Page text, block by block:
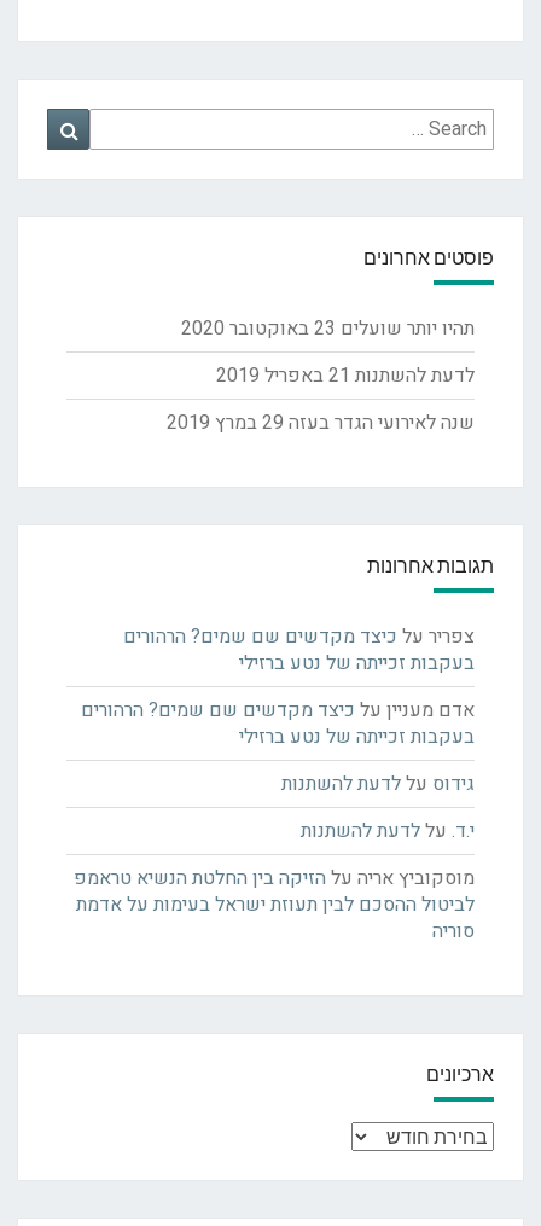
Search
for:
Search
פוסטים אחרונים
תהיו יותר שועלים 23 באוקטובר 2020
לדעת להשתנות 21 באפריל 2019
שנה לאירועי הגדר בעזה 29 במרץ 2019
תגובות אחרונות
צפרירעל כיצד מקדשים שם שמים? הרהורים
בעקבות זכייתה של נטע ברזילי
אדם מענייןעל כיצד מקדשים שם שמים? הרהורים
בעקבות זכייתה של נטע ברזילי
גידוס עללדעת להשתנות
י.ד.עללדעת להשתנות
מוסקוביץ אריהעל הזיקה בין החלטת הנשיא טראמפ
לביטול ההסכם לבין תעוזת ישראל בעימות על אדמת
סוריה
ארכיונים
ארכיונים